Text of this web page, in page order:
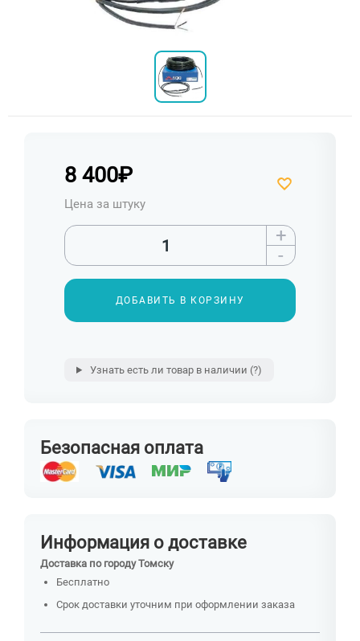
8 400₽
Цена за штуку
+
-
ДОБАВИТЬ В КОРЗИНУ
Узнать есть ли товар в наличии (?)
Безопасная оплата
Информация о доставке
Доставка по городу Томску
Бесплатно
Срок доставки уточним при оформлении заказа